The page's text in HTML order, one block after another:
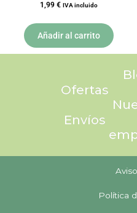
1,99 € IVA incluido
Añadir al carrito
Ofertas
Envíos
Política